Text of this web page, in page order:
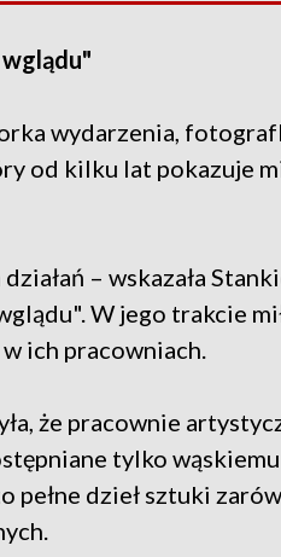
wydarzenia,
od kilku lat pokazuje
– wskazała
W jego trakcie
ich pracowniach.
że pracownie
tylko
pełne dzieł sztuki